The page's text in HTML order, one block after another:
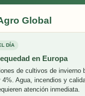
Global
DÍA
en Europa
de cultivos de invierno
4%. Agua, incendios y
atención inmediata.